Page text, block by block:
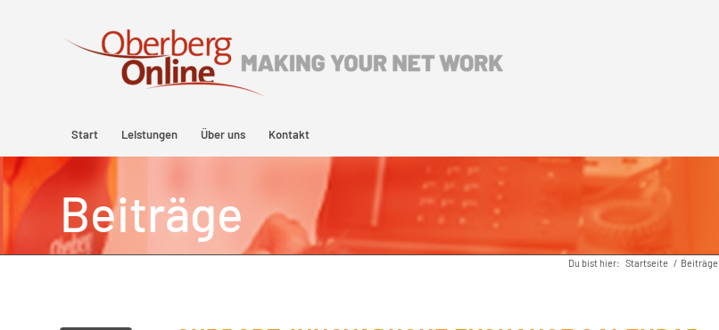
Start Leistungen Über uns Kontakt
Beiträge
Du bist hier: Startseite / Beiträge